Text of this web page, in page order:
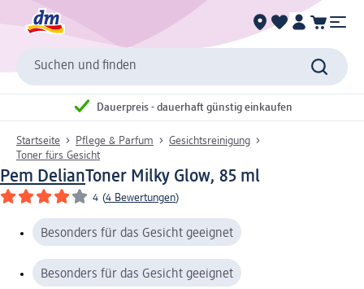
Suchen und finden
Dauerpreis - dauerhaft günstig einkaufen
Startseite Pflege & Parfum
Gesichtsreinigung
Toner fürs Gesicht
Pem DelianToner Milky Glow, 85 ml
4 (4 Bewertungen)
Besonders für das Gesicht geeignet
Besonders für das Gesicht geeignet